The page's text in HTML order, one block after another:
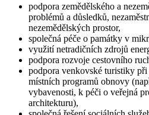
podpora zemědělského a
problémů a důsledků,
nezemědělských prostor,
společná péče o památky v
využití netradičních zdrojů
podpora rozvoje cestovního
podpora venkovské turistiky při
místních programů obnovy
vybavenosti, k péči o veřejná
architekturu),